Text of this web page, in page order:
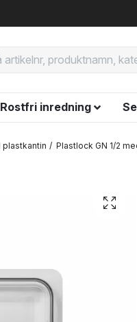
Rostfri inredning
plastkantin Plastlock GN 1/2